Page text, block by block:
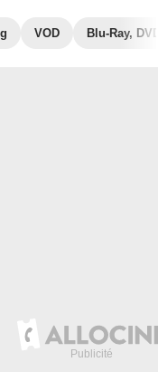
VOD Blu-Ray, DVD